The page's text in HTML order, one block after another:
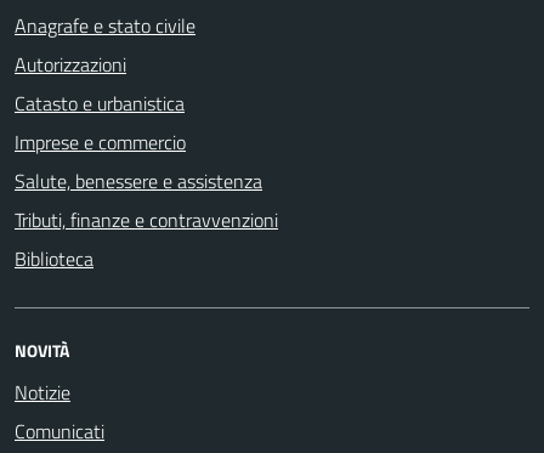
Anagrafe e stato civile
Autorizzazioni
Catasto e urbanistica
Imprese e commercio
Salute, benessere e assistenza
Tributi, finanze e contravvenzioni
Biblioteca
NOVITÀ
Notizie
Comunicati